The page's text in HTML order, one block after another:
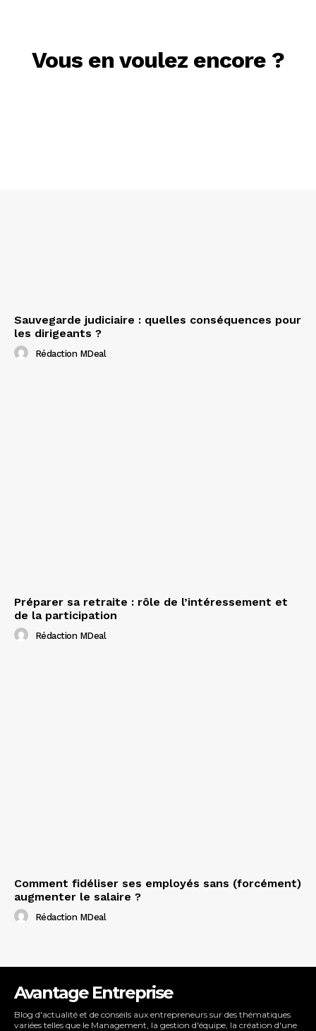
Vous en voulez encore ?
Sauvegarde judiciaire : quelles conséquences pour
les dirigeants ?
Rédaction MDeal
Préparer sa retraite : rôle de l’intéressement et
de la participation
Rédaction MDeal
Comment fidéliser ses employés sans (forcément)
augmenter le salaire ?
Rédaction MDeal
Avantage Entreprise
Blog d'actualité et de conseils aux entrepreneurs sur des thématiques
variées telles que le Management, la gestion d'équipe, la création d'une